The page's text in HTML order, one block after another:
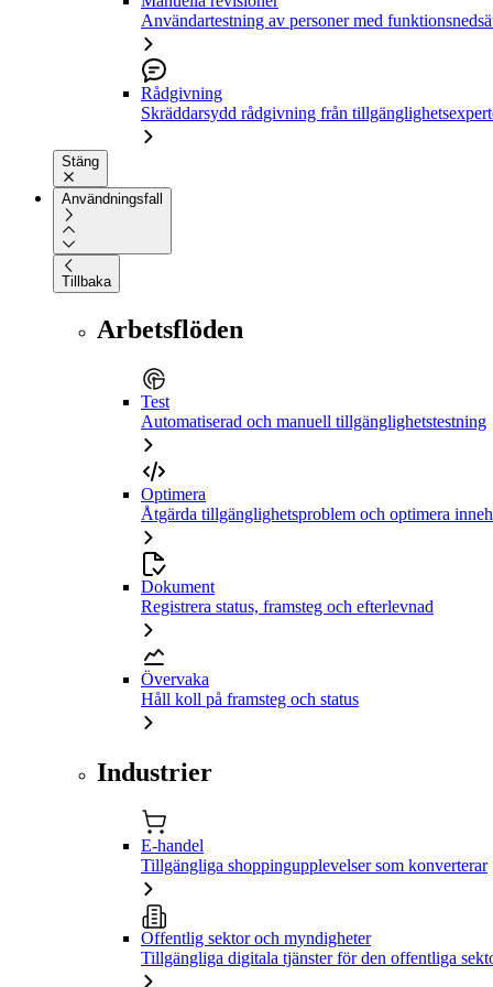
Användartestning av personer med
Rådgivning
Skräddarsydd rådgivning från
Stäng
Användningsfall
Tillbaka
Arbetsflöden
Test
Automatiserad och manuell tillgänglighetstestning
Optimera
Åtgärda tillgänglighetsproblem och optimera
Dokument
Registrera status, framsteg och efterlevnad
Övervaka
Håll koll på framsteg och status
Industrier
E-handel
Tillgängliga shoppingupplevelser som konverterar
Offentlig sektor och myndigheter
Tillgängliga digitala tjänster för den offentliga